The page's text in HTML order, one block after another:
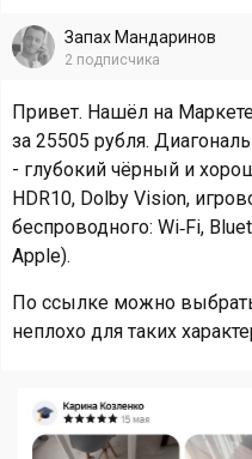
Запах Мандаринов
2 подписчика
Привет. Нашёл на
за 25505 рубля.
- глубокий чёрный и
HDR10, Dolby Vision,
беспроводного: Wi‑Fi,
Apple).
По ссылке можно
неплохо для таких